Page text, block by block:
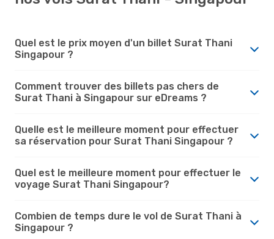
Quel est le prix moyen d'un billet Surat Thani
Singapour ?
Comment trouver des billets pas chers de
Surat Thani à Singapour sur eDreams ?
Quelle est le meilleure moment pour effectuer
sa réservation pour Surat Thani Singapour ?
Quel est le meilleure moment pour effectuer le
voyage Surat Thani Singapour?
Combien de temps dure le vol de Surat Thani à
Singapour ?